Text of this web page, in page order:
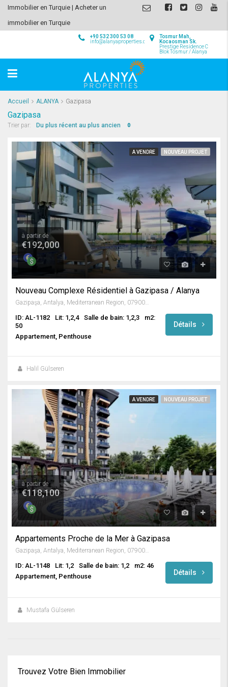
Immobilier en Turquie | Acheter un
immobilier en Turquie
Tosmur Mah,
Kocaosman Sk.
Prestige Residence C
Blok Tosmur / Alanya
+90 532 300 53 08
info@alanyaproperties.com
Accueil ALANYA Gazipasa
Gazipasa
Trier par: Du plus récent au plus ancien
A VENDRE NOUVEAU PROJET
à partir de
€192,000
Nouveau Complexe Résidentiel à Gazipasa / Alanya
Gazipaşa, Antalya, Mediterranean Region, 07900, Turkey
ID: AL-1182 Lit: 1,2,4 Salle de bain: 1,2,3
m2:
50
Appartement, Penthouse
Détails
Halil Gülseren
A VENDRE NOUVEAU PROJET
à partir de
€118,100
Appartements Proche de la Mer à Gazipasa
ID: AL-1148 Lit: 1,2 Salle de bain: 1,2
m2: 46
Appartement, Penthouse
Détails
Mustafa Gülseren
Trouvez Votre Bien Immobilier